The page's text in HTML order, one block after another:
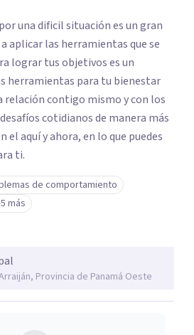
una dificil situación es un gran
aplicar las herramientas que se
lograr tus objetivos es un
herramientas para tu bienestar
contigo mismo y con los
cotidianos de manera más
aquí y ahora, en lo que puedes
ti.
de comportamiento
más
Provincia de Panamá Oeste